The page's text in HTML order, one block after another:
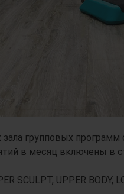
зала групповых
в месяц включены в
SCULPT, UPPER BODY,